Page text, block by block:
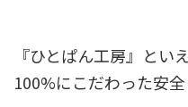
『ひとぱん工房』とい
100%にこだわった安